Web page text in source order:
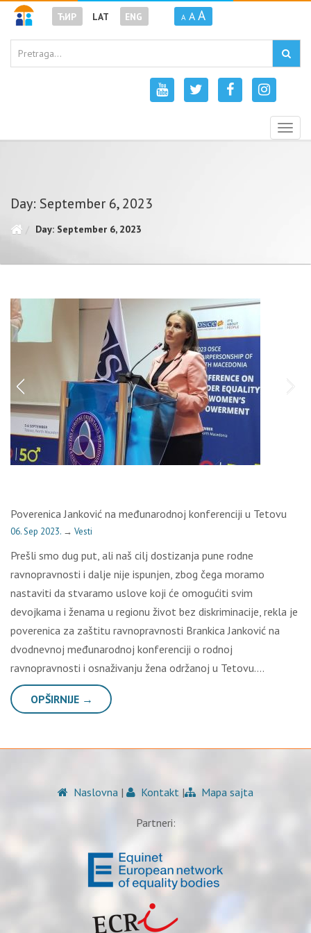
ЋИР LAT ENG A A A
Day: September 6, 2023
Day: September 6, 2023
Poverenica Janković na međunarodnoj konferenciji u Tetovu
06. Sep 2023. → Vesti
Prešli smo dug put, ali naš cilj dostizanja pune rodne
ravnopravnosti i dalje nije ispunjen, zbog čega moramo
nastaviti da stvaramo uslove koji će omogućiti svim
devojkama i ženama u regionu život bez diskriminacije, rekla je
poverenica za zaštitu ravnopravnosti Brankica Janković na
dvodnevnoj međunarodnoj konferenciji o rodnoj
ravnopravnosti i osnaživanju žena održanoj u Tetovu….
OPŠIRNIJE →
Naslovna | Kontakt | Mapa sajta
Partneri: